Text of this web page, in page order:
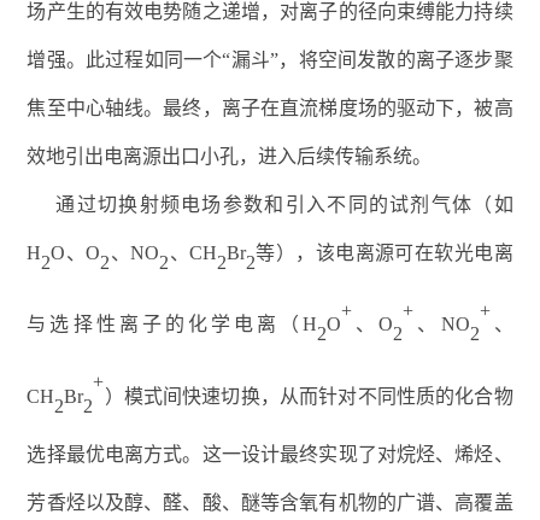
场产生的有效电势随之递增，对离子的径向束缚能力持续
增强。此过程如同一个“漏斗”，将空间发散的离子逐步聚
焦至中心轴线。最终，离子在直流梯度场的驱动下，被高
效地引出电离源出口小孔，进入后续传输系统。
通过切换射频电场参数和引入不同的试剂气体（如
H2O、O2、NO2、CH2Br2等），该电离源可在软光电离
与选择性离子的化学电离（H2O
+
、O2
+
、 NO2
+
、
CH2Br2
+
）模式间快速切换，从而针对不同性质的化合物
选择最优电离方式。这一设计最终实现了对烷烃、烯烃、
芳香烃以及醇、醛、酸、醚等含氧有机物的广谱、高覆盖